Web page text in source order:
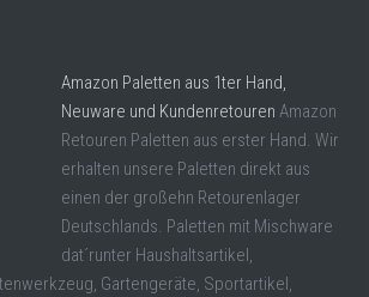
Amazon Paletten aus 1ter Hand,
Neuware und Kundenretouren Amazon
Retouren Paletten aus erster Hand. Wir
erhalten unsere Paletten direkt aus
einen der großehn Retourenlager
Deutschlands. Paletten mit Mischware
dat´runter Haushaltsartikel,
Gartengeräte, Sportartikel,